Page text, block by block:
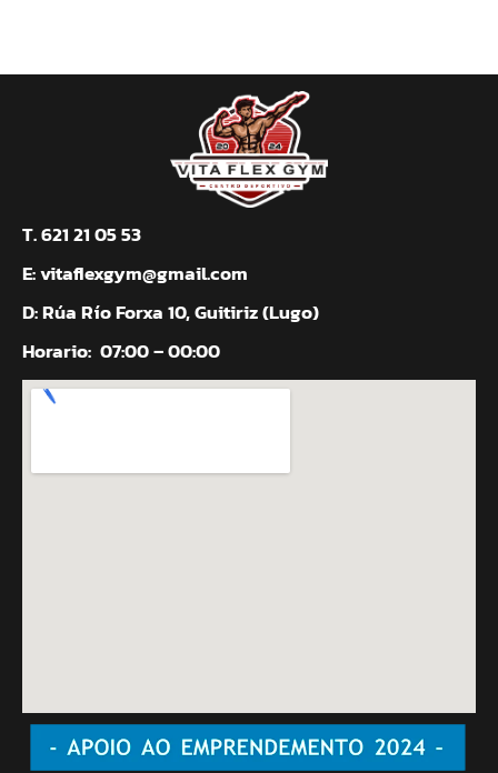
T. 621 21 05 53
E:vitaflexgym@gmail.com
D: Rúa Río Forxa 10, Guitiriz (Lugo)
Horario: 07:00 – 00:00